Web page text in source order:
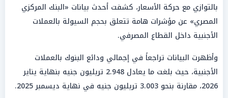
بالتوازي مع حركة الأسعار، كشفت أحدث بيانات «البنك المركزي
المصري» عن مؤشرات هامة تتعلق بحجم السيولة بالعملات
الأجنبية داخل القطاع المصرفي.
وأظهرت البيانات تراجعاً في إجمالي ودائع البنوك بالعملات
الأجنبية، حيث بلغت ما يعادل 2.948 تريليون جنيه بنهاية يناير
2026، مقارنة بنحو 3.003 تريليون جنيه في نهاية ديسمبر 2025.